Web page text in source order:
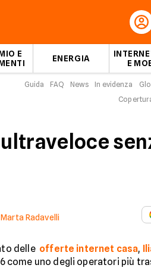
E
ENERGIA
E
Guida FAQ News In evidenza
Marta Radavelli
delle offerte internet casa,
come uno degli operatori più